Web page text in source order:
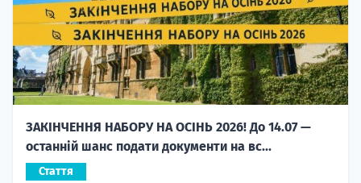
ЗАКІНЧЕННЯ НАБОРУ НА ОСІНЬ 2026! До 14.07 —
останній шанс подати документи на вс...
Стаття